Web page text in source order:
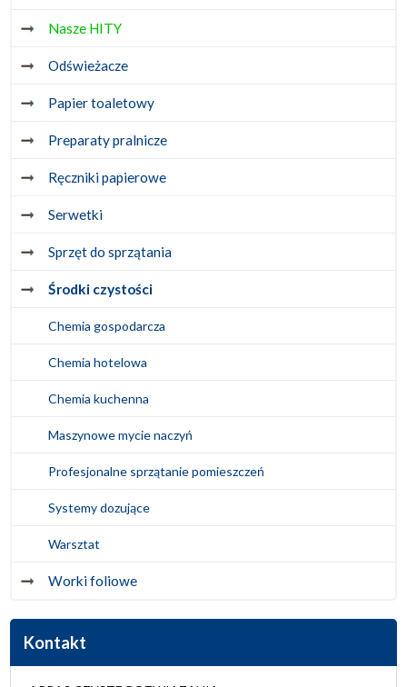
Nasze HITY
Odświeżacze
Papier toaletowy
Preparaty pralnicze
Ręczniki papierowe
Serwetki
Sprzęt do sprzątania
Środki czystości
Chemia gospodarcza
Chemia hotelowa
Chemia kuchenna
Maszynowe mycie naczyń
Profesjonalne sprzątanie pomieszczeń
Systemy dozujące
Warsztat
Worki foliowe
Kontakt